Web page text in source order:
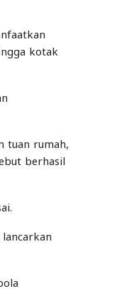
kotak
tuan rumah,
berhasil